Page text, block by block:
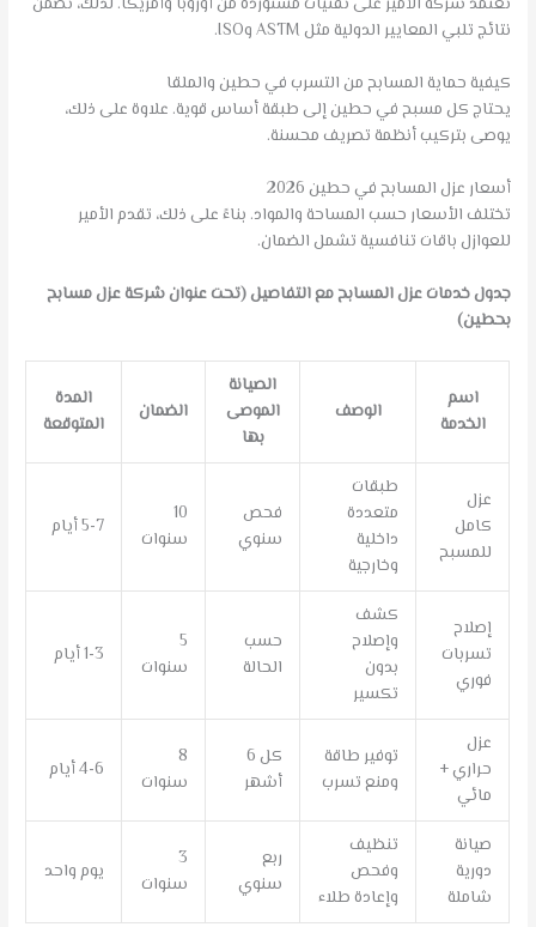
نتائج تلبي المعايير الدولية مثل ASTM وISO.
كيفية حماية المسابح من التسرب في حطين والملقا
يحتاج كل مسبح في حطين إلى طبقة أساس قوية. علاوة على ذلك،
يوصى بتركيب أنظمة تصريف محسنة.
أسعار عزل المسابح في حطين 2026
تختلف الأسعار حسب المساحة والمواد. بناءً على ذلك، تقدم الأمير
للعوازل باقات تنافسية تشمل الضمان.
جدول خدمات عزل المسابح مع التفاصيل (تحت عنوان شركة عزل مسابح
بحطين)
اسم
الخدمة
الوصف
الصيانة
الموصى
بها
الضمان
المدة
المتوقعة
عزل
كامل
للمسبح
طبقات
متعددة
داخلية
وخارجية
فحص
سنوي
10
سنوات
5-7 أيام
إصلاح
تسربات
فوري
كشف
وإصلاح
بدون
تكسير
حسب
الحالة
5
سنوات
1-3 أيام
عزل
حراري +
مائي
توفير طاقة
ومنع تسرب
كل 6
أشهر
8
سنوات
4-6 أيام
صيانة
دورية
شاملة
تنظيف
وفحص
وإعادة طلاء
ربع
سنوي
3
سنوات
يوم واحد